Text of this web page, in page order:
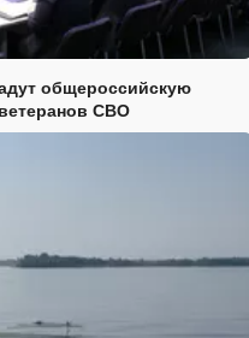
общероссийскую
СВО